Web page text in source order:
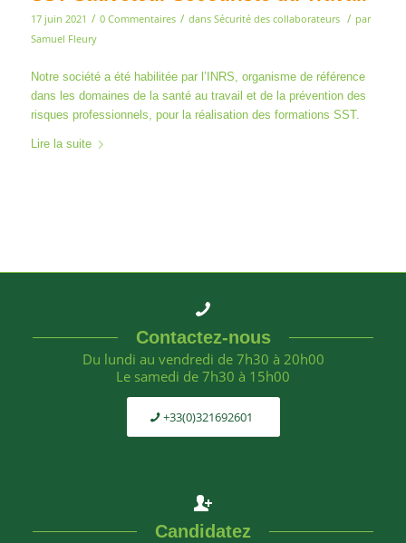
17 juin 2021 / 0 Commentaires / dans Sécurité des collaborateurs / par
Samuel Fleury
Notre société a été habilitée par l’INRS, organisme de référence
dans les domaines de la santé au travail et de la prévention des
risques professionnels, pour la réalisation des formations SST.
Lire la suite
Contactez-nous
Du lundi au vendredi de 7h30 à 20h00
Le samedi de 7h30 à 15h00
+33(0)321692601
Candidatez